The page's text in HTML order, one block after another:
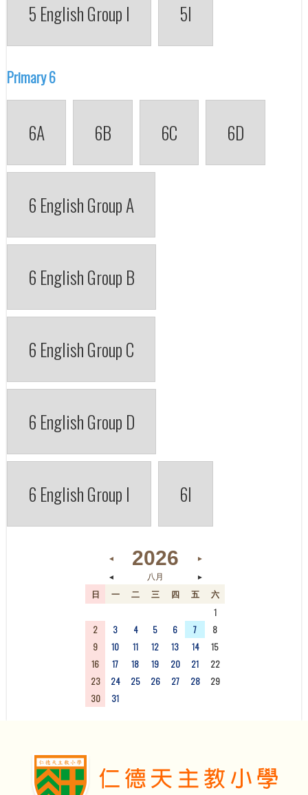
5 English Group I 5I
Primary 6
6A 6B 6C 6D
6 English Group A
6 English Group B
6 English Group C
6 English Group D
6 English Group I 6I
◄ 2026
►
◄
八月 ►
日 一 二 三 四 五
六
1
2
3 4 5 6 7
8
9
10 11 12 13 14
15
16
17 18 19 20 21
22
23
24 25 26 27 28
29
30
31